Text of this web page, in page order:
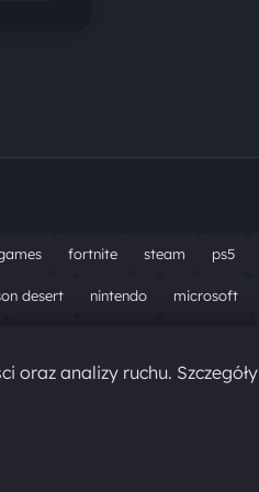
fortnite steam ps5
desert nintendo microsoft
oraz analizy ruchu. Szczegóły